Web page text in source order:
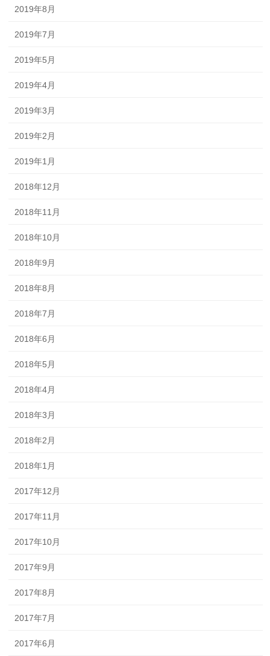
2019年8月
2019年7月
2019年5月
2019年4月
2019年3月
2019年2月
2019年1月
2018年12月
2018年11月
2018年10月
2018年9月
2018年8月
2018年7月
2018年6月
2018年5月
2018年4月
2018年3月
2018年2月
2018年1月
2017年12月
2017年11月
2017年10月
2017年9月
2017年8月
2017年7月
2017年6月